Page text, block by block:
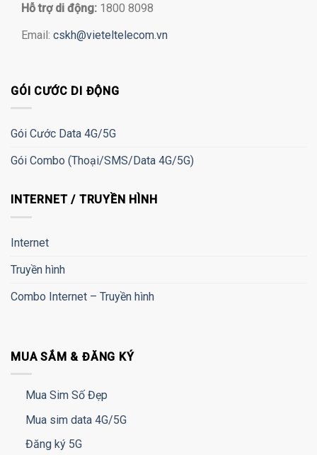
Hỗ trợ di động: 1800 8098
Email: cskh@vieteltelecom.vn
GÓI CƯỚC DI ĐỘNG
Gói Cước Data 4G/5G
Gói Combo (Thoại/SMS/Data 4G/5G)
INTERNET / TRUYỀN HÌNH
Internet
Truyền hình
Combo Internet – Truyền hình
MUA SẮM & ĐĂNG KÝ
Mua Sim Số Đẹp
Mua sim data 4G/5G
Đăng ký 5G